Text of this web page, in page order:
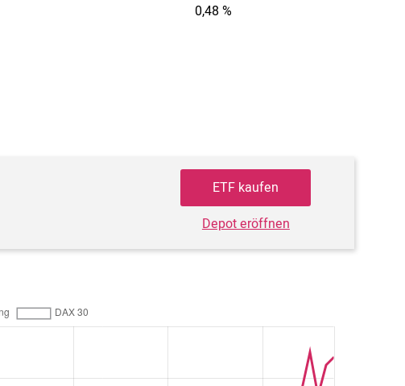
0,48 %
ETF kaufen
Depot eröffnen